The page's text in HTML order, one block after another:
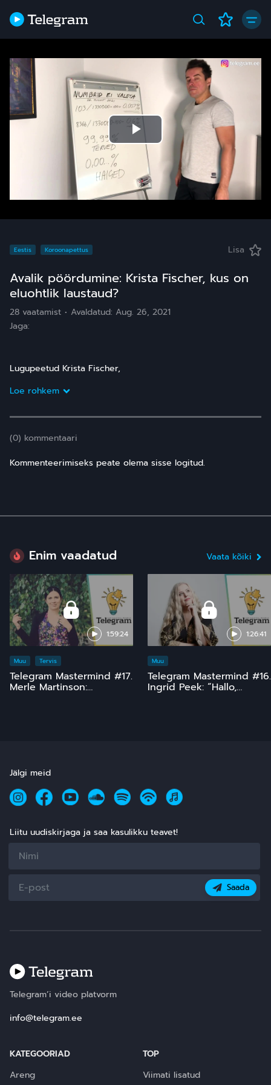
Play
Video
Eestis Koroonapettus Lisa
Avalik pöördumine: Krista Fischer, kus on
eluohtlik laustaud?
28 vaatamist Avaldatud: Aug. 26, 2021
Jaga:
Lugupeetud Krista Fischer,
Loe rohkem
(0) kommentaari
Kommenteerimiseks peate olema sisse logitud.
Enim vaadatud Vaata kõiki
1:59:24
Muu Tervis
Telegram Mastermind #17.
Merle Martinson:
1:26:41
Muu
Telegram Mastermind #16.
Ingrid Peek: “Hallo,
Jälgi meid
Liitu uudiskirjaga ja saa kasulikku teavet!
Saada
Telegram’i video platvorm
info@telegram.ee
KATEGOORIAD
Areng
TOP
Viimati lisatud